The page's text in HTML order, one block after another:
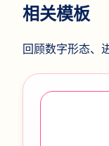
相关模板
回顾数字形态、